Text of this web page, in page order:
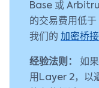
Base 或
的交易费用低
我们的 加密桥
经验法则：
如
用Layer 2，以